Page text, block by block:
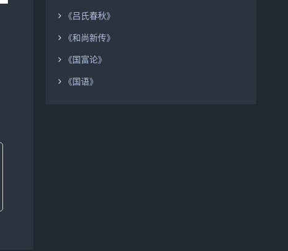
《吕氏春秋》
《和尚新传》
《国富论》
《国语》